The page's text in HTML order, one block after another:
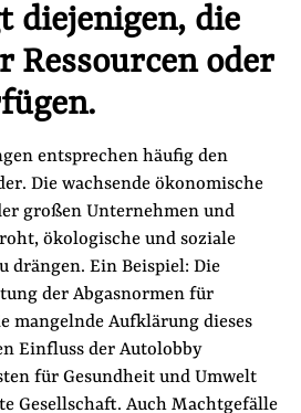
die­jenigen, die
Ressourcen oder
entsprechen häufig den
Die wachsende ökonomische
großen Unternehmen und
ökolo­gische und soziale
drängen. Ein Beispiel: Die
der Abgasnormen für
mangelnde Aufklärung dieses
Einfluss der Autolobby
für Ge­sundheit und Umwelt
Gesellschaft. Auch Machtgefälle